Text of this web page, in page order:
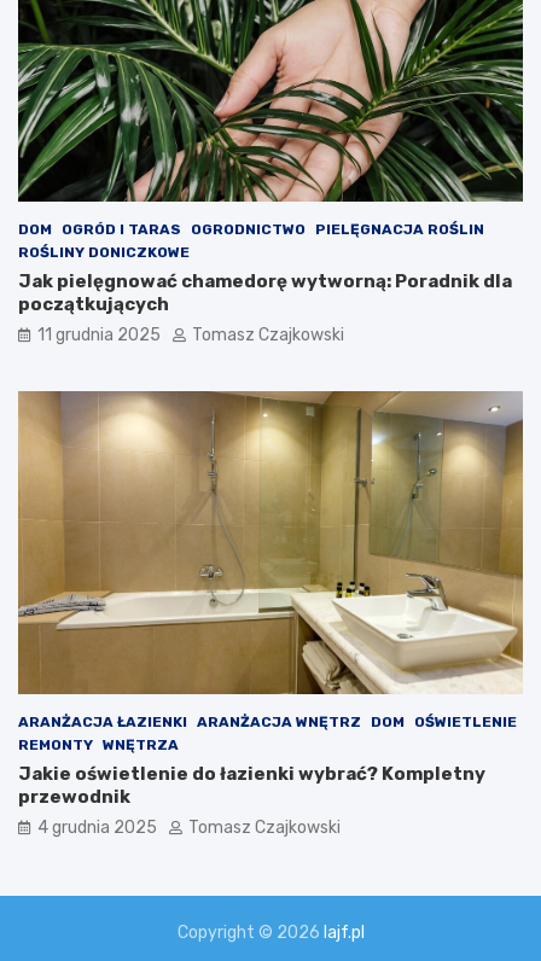
DOM OGRÓD I TARAS OGRODNICTWO
PIELĘGNACJA ROŚLIN
ROŚLINY DONICZKOWE
Jak pielęgnować chamedorę wytworną: Poradnik dla
początkujących
11 grudnia 2025 Tomasz Czajkowski
ARANŻACJA ŁAZIENKI ARANŻACJA WNĘTRZ DOM
OŚWIETLENIE
REMONTY WNĘTRZA
Jakie oświetlenie do łazienki wybrać? Kompletny
przewodnik
4 grudnia 2025 Tomasz Czajkowski
Copyright © 2026 lajf.pl